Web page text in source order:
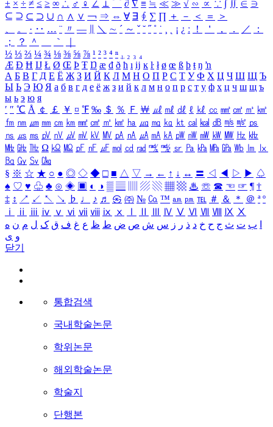
± × ÷ ≠ ≤ ≥ ∞ ∴ ♂ ♀ ∠ ⊥ ⌒ ∂ ∇ ≡ ≒ ≪ ≫ √ ∽ ∝ ∵ ∫ ∬ ∈ ∋
⊆ ⊇ ⊂ ⊃ ∪ ∩ ∧ ∨ ￢ ⇒ ⇔ ∀ ∃ ∮ ∑ ∏ ＋ － ＜ ＝
＞
、
。 · ‥ … ¨ 〃 ― ＼ ∼ ´ ～ ˇ ˘ ˝ ˚ ˙ ¸ ¡ ¿ ː ！ ＇ ， ． ／
：
；
？ ＾ ｀
½ ⅓ ⅔ ¼ ¾ ⅛ ⅜ ⅝ ⅞ ¹ ² ³ ⁴ ⁿ ₁ ₂ ₃ ₄
Æ Ð Ħ Ĳ Ł Ø Œ Þ Ŧ Ŋ æ đ ð ħ ı ĳ ĸ ŀ ł ø œ ß þ ŧ ŋ ŉ
А Б В Г Д Е Ё Ж З И Й К Л М Н О П Р С Т У Ф Х Ц Ч Ш Щ Ъ
Ы Ь Э Ю Я а б в г д е ё ж з и й к л м н о п р с т у ф х ц ч ш щ ъ
ы ь э ю я
′ ″ ℃ Å ￠ ￡ ￥ ¤ ℉ ‰ ＄ ％ Ｆ ￦ ㎕ ㎖ ㎗ ℓ ㎘ ㏄ ㎣ ㎤ ㎥ ㎦
㎙ ㎚ ㎛ ㎜ ㎝ ㎞ ㎟ ㎠ ㎡ ㎢ ㏊ ㎍ ㎎ ㎏ ㏏ ㎈ ㎉ ㏈ ㎧ ㎨ ㎰
㎱ ㎲ ㎳ ㎴ ㎵ ㎶ ㎷ ㎸ ㎹ ㎀ ㎁ ㎂ ㎃ ㎄ ㎺ ㎻ ㎽ ㎾ ㎿ ㎐ ㎑
㎒ ㎓ ㎔ Ω ㏀ ㏁ ㎊ ㎋ ㎌ ㏖ ㏅ ㎭ ㎮ ㎯ ㏛ ㎩ ㎪ ㎫ ㎬ ㏝ ㏐
㏓
㏃ ㏉ ㏜ ㏆
§ ※ ☆ ★ ○ ● ◎ ◇ ◆ □ ■ △ ▽ → ← ↑ ↓ ↔ 〓 ◁ ◀ ▷ ▶ ♤
♠ ♡ ♥ ♧ ♣ ⊙ ◈ ▣ ◐ ◑ ▒ ▤ ▨ ▧ ▦ ▩ ♨ ☏ ☎ ☜ ☞ ¶ †
‡ ↕ ↗ ↙ ↖ ↘ ♭ ♩ ♪ ♬ ㉿ ㈜ № ㏇ ™ ㏂ ㏘ ℡ ＃ ＆ ＊ ＠ ª º
ⅰ
ⅱ ⅲ ⅳ ⅴ ⅵ ⅶ ⅷ ⅸ ⅹ Ⅳ Ⅴ Ⅵ Ⅶ Ⅷ Ⅸ Ⅹ
ب ت ث ج ح خ د ذ ر ز س ش ص ض ط ظ ع غ ف ق ک ل م ن ه
و ی
닫기
통합검색
국내학술논문
학위논문
해외학술논문
학술지
단행본